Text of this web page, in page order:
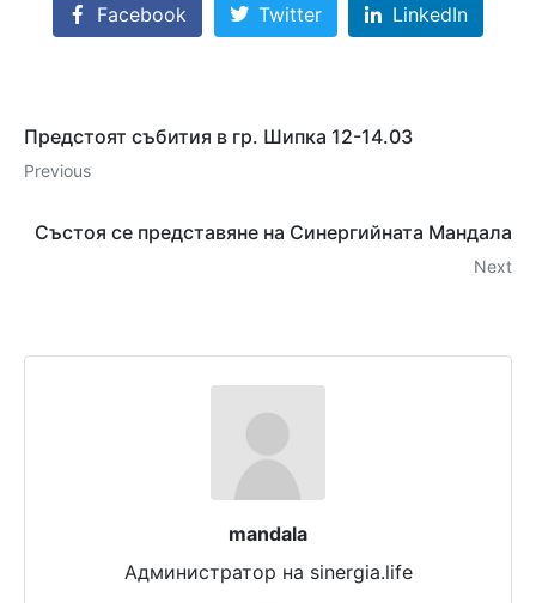
Facebook Twitter LinkedIn
Предстоят събития в гр. Шипка 12-14.03
Previous
Състоя се представяне на Синергийната Мандала
Next
mandala
Администратор на sinergia.life